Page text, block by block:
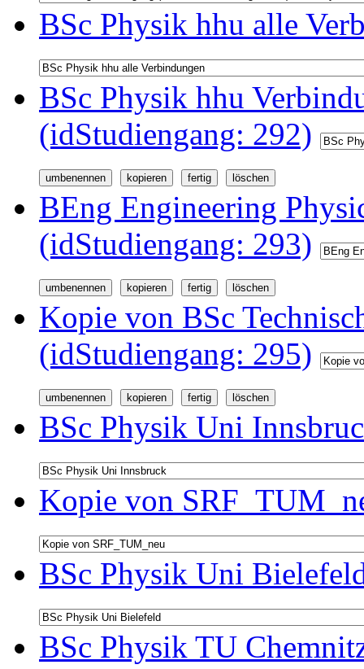
BSc Physik hhu alle
BSc Physik hhu
(idStudiengang: 292)
BEng Engineering
(idStudiengang: 293)
Kopie von BSc
(idStudiengang: 295)
BSc Physik Uni
Kopie von
BSc Physik Uni
BSc Physik TU